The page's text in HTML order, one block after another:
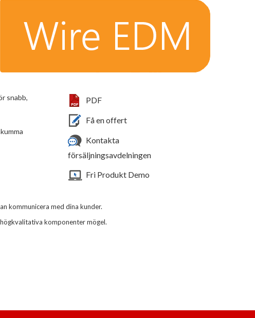
snabb,
PDF
Få en offert
Kontakta
försäljningsavdelningen
Fri Produkt Demo
kommunicera med dina kunder.
komponenter mögel.